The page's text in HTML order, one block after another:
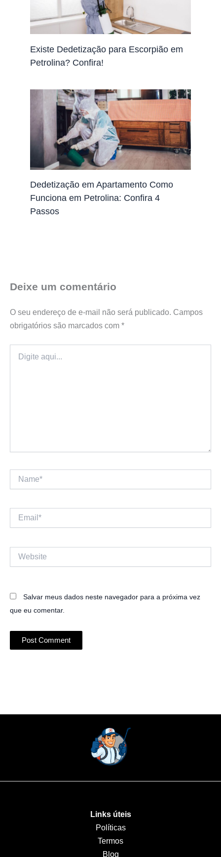
Existe Dedetização para Escorpião em
Petrolina? Confira!
Dedetização em Apartamento Como
Funciona em Petrolina: Confira 4
Passos
Deixe um comentário
O seu endereço de e-mail não será publicado. Campos
obrigatórios são marcados com *
aqui...
Email*
Salvar meus dados neste navegador para a próxima vez
que eu comentar.
Links úteis
Políticas
Termos
Blog